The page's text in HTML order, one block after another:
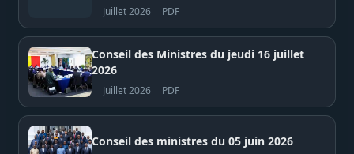
Juillet 2026 PDF
Conseil des Ministres du jeudi 16 juillet
2026
Juillet 2026 PDF
Conseil des ministres du 05 juin 2026